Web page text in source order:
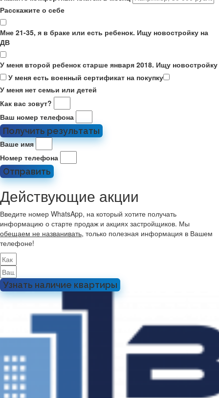
Расскажите о себе
Мне 21-35, я в браке или есть ребенок. Ищу новостройку на
ДВ
У меня второй ребенок старше января 2018. Ищу новостройку
У меня есть военный сертификат на покупку
У меня нет семьи или детей
Как вас зовут?
Ваш номер телефона
Получить результаты
Ваше имя
Номер телефона
Отправить
Действующие акции
Введите номер WhatsApp, на который хотите получать
информацию о старте продаж и акциях застройщиков. Мы
обещаем не названивать, только полезная информация в Вашем
телефоне!
Узнать наличие квартиры